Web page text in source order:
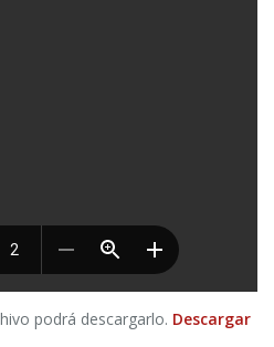
podrá descargarlo. Descargar